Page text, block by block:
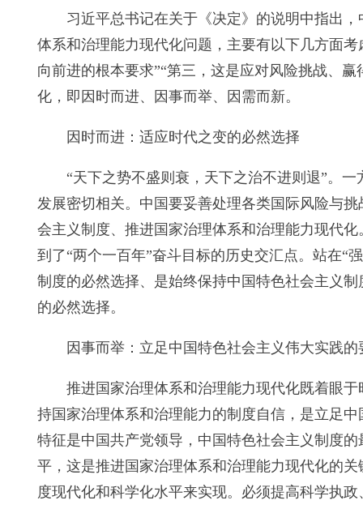
习近平总书记在关于《决定》的说明中指出
体系和治理能力现代化问题，主要有以下几方面
向前进的根本要求”“第三，这是应对风险挑战、
化，即因时而进、因事而举、因需而新。
因时而进：适应时代之变的必然选择
“天下之势不盛则衰，天下之治不进则退”。
发展密切相关。中国要妥善处理各类国际风险与
会主义制度、推进国家治理体系和治理能力现代
到了“两个一百年”奋斗目标的历史交汇点。站在“
制度的必然选择、是始终保持中国特色社会主义
的必然选择。
因事而举：立足中国特色社会主义伟大实践的
推进国家治理体系和治理能力现代化既着眼
持国家治理体系和治理能力的制度自信，是立足
特征是中国共产党领导，中国特色社会主义制度
平，这是推进国家治理体系和治理能力现代化的
度现代化和科学化水平来实现。必须提高科学执